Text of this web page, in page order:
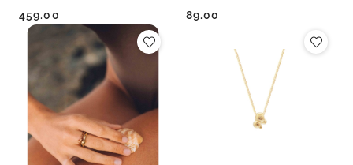
Cena:
459.00
Cena:
89.00